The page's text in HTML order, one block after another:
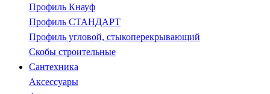
Профиль Кнауф
Профиль СТАНДАРТ
Профиль угловой, стыкоперекрывающий
Скобы строительные
Сантехника
Аксессуары